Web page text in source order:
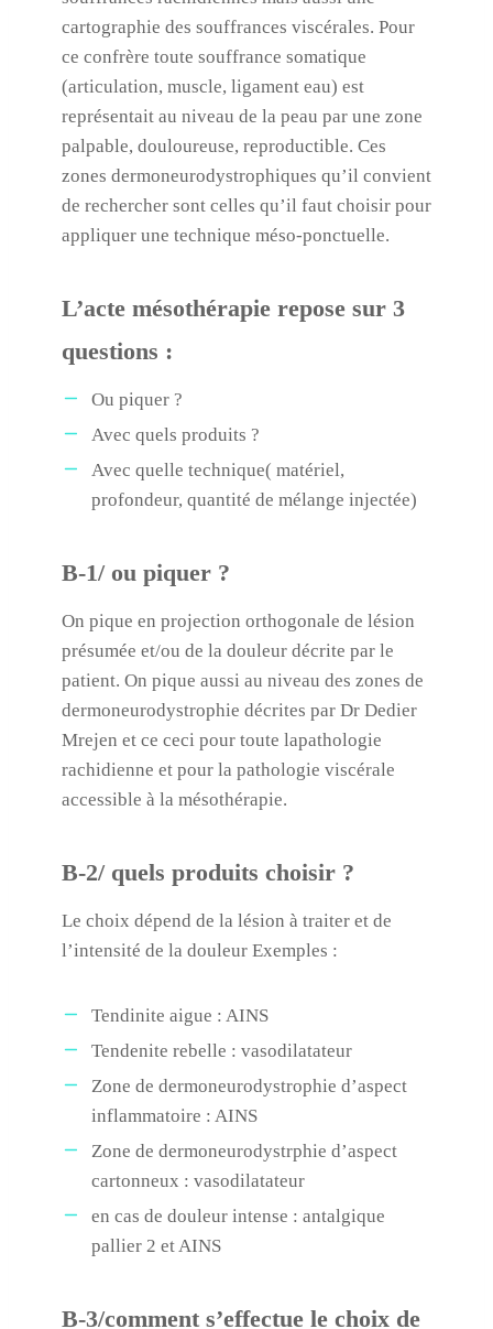
cartographie des souffrances viscérales. Pour
ce confrère toute souffrance somatique
(articulation, muscle, ligament eau) est
représentait au niveau de la peau par une zone
palpable, douloureuse, reproductible. Ces
zones dermoneurodystrophiques qu’il convient
de rechercher sont celles qu’il faut choisir pour
appliquer une technique méso-ponctuelle.
L’acte mésothérapie repose sur 3
questions :
Ou piquer ?
Avec quels produits ?
Avec quelle technique( matériel,
profondeur, quantité de mélange injectée)
B-1/ ou piquer ?
On pique en projection orthogonale de lésion
présumée et/ou de la douleur décrite par le
patient. On pique aussi au niveau des zones de
dermoneurodystrophie décrites par Dr Dedier
Mrejen et ce ceci pour toute lapathologie
rachidienne et pour la pathologie viscérale
accessible à la mésothérapie.
B-2/ quels produits choisir ?
Le choix dépend de la lésion à traiter et de
l’intensité de la douleur Exemples :
Tendinite aigue : AINS
Tendenite rebelle : vasodilatateur
Zone de dermoneurodystrophie d’aspect
inflammatoire : AINS
Zone de dermoneurodystrphie d’aspect
cartonneux : vasodilatateur
en cas de douleur intense : antalgique
pallier 2 et AINS
B-3/comment s’effectue le choix de